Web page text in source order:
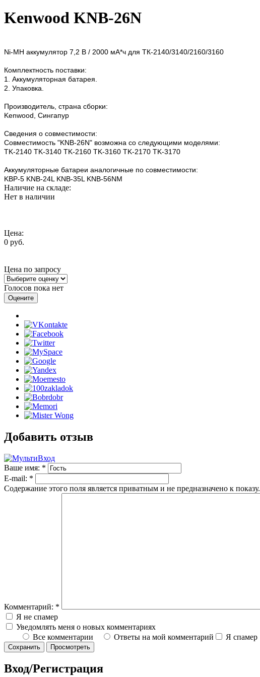
Kenwood KNB-26N
Ni-MH аккумулятор 7,2 В / 2000 мА*ч для ТК-2140/3140/2160/3160
Комплектность поставки:
1. Аккумуляторная батарея.
2. Упаковка.
Производитель, страна сборки:
Kenwood, Сингапур
Сведения о совместимости:
Совместимость "KNB-26N" возможна со следующими моделями:
TK-2140 TK-3140 TK-2160 TK-3160 TK-2170 TK-3170
Аккумуляторные батареи аналогичные по совместимости:
KBP-5 KNB-24L KNB-35L KNB-56NM
Наличие на складе:
Нет в наличии
Цена:
0 руб.
Цена по запросу
Голосов пока нет
Добавить отзыв
Ваше имя: *
E-mail: *
Содержание этого поля является приватным и не предназначено к показу.
Комментарий: *
Я не спамер
Уведомлять меня о новых комментариях
Все комментарии
Ответы на мой комментарий Я спамер
Вход/Регистрация